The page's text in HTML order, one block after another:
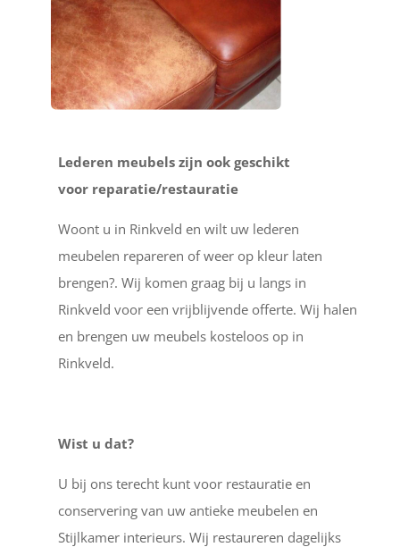
Lederen meubels zijn ook geschikt
voor reparatie/restauratie
Woont u in Rinkveld en wilt uw lederen
meubelen repareren of weer op kleur laten
brengen?. Wij komen graag bij u langs in
Rinkveld voor een vrijblijvende offerte. Wij halen
en brengen uw meubels kosteloos op in
Rinkveld.
Wist u dat?
U bij ons terecht kunt voor restauratie en
conservering van uw antieke meubelen en
Stijlkamer interieurs. Wij restaureren dagelijks